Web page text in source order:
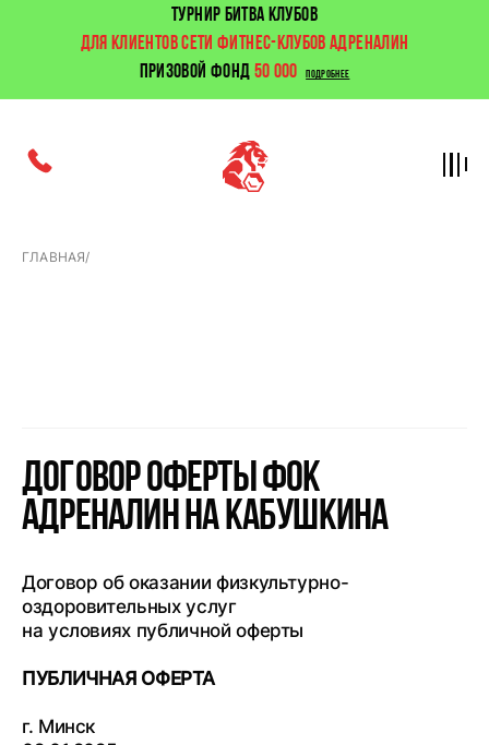
ТУРНИР БИТВА КЛУБОВ
ДЛЯ КЛИЕНТОВ СЕТИ ФИТНЕС-КЛУБОВ АДРЕНАЛИН
ПРИЗОВОЙ ФОНД 50 000 ПОДРОБНЕЕ
ГЛАВНАЯ/
Договор оферты ФОК
АДРЕНАЛИН на Кабушкина
Договор об оказании физкультурно-
оздоровительных услуг
на условиях публичной оферты
ПУБЛИЧНАЯ ОФЕРТА
г. Минск